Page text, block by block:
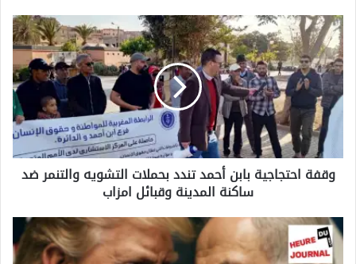
و
ق
ف
ة
ا
ح
ا
ا
وقفة احتجاجية بابن أحمد تندد بحملات التشويه والتنمر ضد
ساكنة المدينة وقبائل امزاب
ش
ر